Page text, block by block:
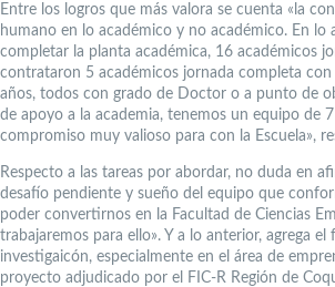
Entre los logros que más valora se cuenta «la
humano en lo académico y no académico. En lo
completar la planta académica, 16 académicos
contrataron 5 académicos jornada completa
años, todos con grado de Doctor o a punto de
de apoyo a la academia, tenemos un equipo de
compromiso muy valioso para con la Escuela»,
Respecto a las tareas por abordar, no duda en
desafío pendiente y sueño del equipo que
poder convertirnos en la Facultad de Ciencias
trabajaremos para ello». Y a lo anterior, agrega
investigaicón, especialmente en el área de
proyecto adjudicado por el FIC-R Región de